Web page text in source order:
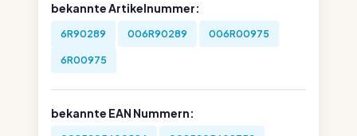
bekannte Artikelnummer:
6R90289 006R90289 006R00975
6R00975
bekannte EAN Nummern: